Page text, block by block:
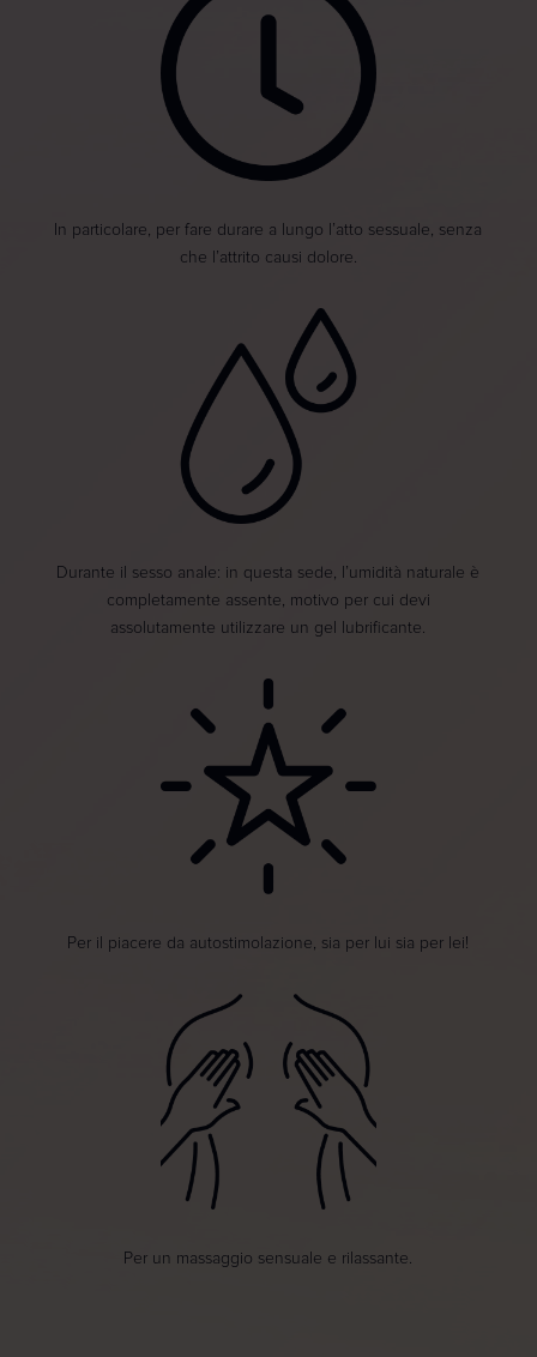
In particolare, per fare durare a lungo l’atto sessuale, senza
che l’attrito causi dolore.
Durante il sesso anale: in questa sede, l’umidità naturale è
completamente assente, motivo per cui devi
assolutamente utilizzare un gel lubrificante.
Per il piacere da autostimolazione, sia per lui sia per lei!
Per un massaggio sensuale e rilassante.